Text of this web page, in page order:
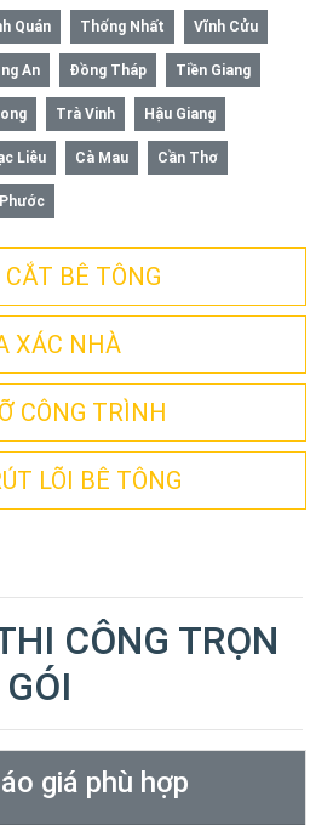
Quán Thống Nhất Vĩnh Cửu
An Đồng Tháp Tiền Giang
Trà Vinh Hậu Giang
Liêu Cà Mau Cần Thơ
BÊ TÔNG
XÁC NHÀ
CÔNG TRÌNH
LÕI BÊ TÔNG
CÔNG TRỌN
GÓI
giá phù hợp